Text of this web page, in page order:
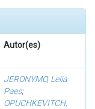
Autor(es)
JERONYMO, Lelia
Paes;
OPUCHKEVITCH,